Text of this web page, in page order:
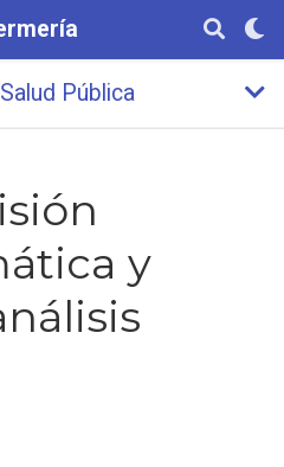
Pública
y